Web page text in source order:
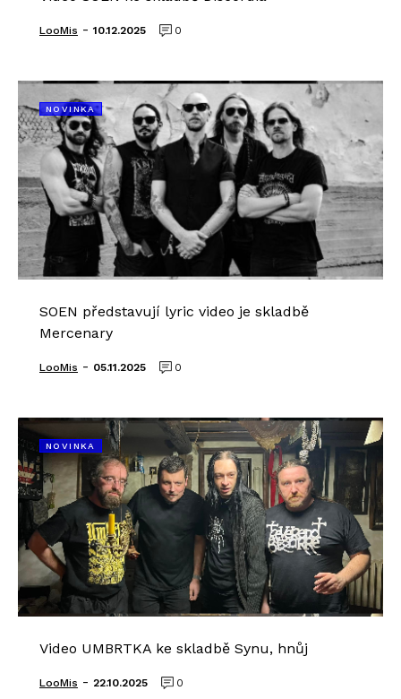
LooMis - 10.12.2025 0
NOVINKA
SOEN představují lyric video je skladbě
Mercenary
LooMis - 05.11.2025 0
NOVINKA
Video UMBRTKA ke skladbě Synu, hnůj
LooMis - 22.10.2025 0